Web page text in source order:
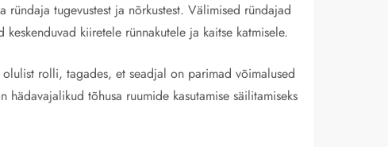
tugevustest ja nõrkustest. Välimised ründajad
kiiretele rünnakutele ja kaitse katmisele.
rolli, tagades, et seadjal on parimad võimalused
tõhusa ruumide kasutamise säilitamiseks